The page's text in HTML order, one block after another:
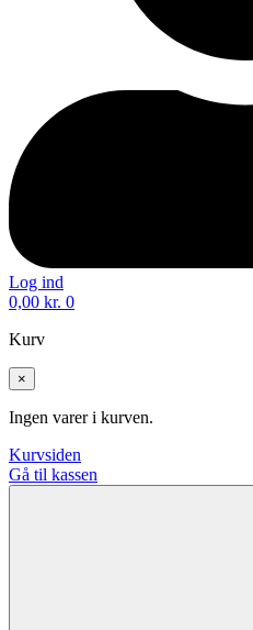
Log ind
0,00 kr. 0
Kurv
×
Ingen varer i kurven.
Kurvsiden
Gå til kassen